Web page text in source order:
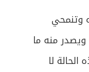
وتنمحي
ويصدر منه ما
لا
الخمس
ونحوها